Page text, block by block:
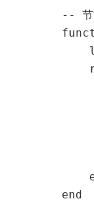
-- 节
end